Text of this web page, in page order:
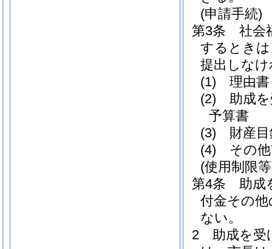
(申請手続)
第3条
社会
するとき
提出しな
(1)
理由書
(2)
助成
予算書
(3)
財産
(4)
その
(使用制限
第4条
助成
付金その
ない。
2
助成を受